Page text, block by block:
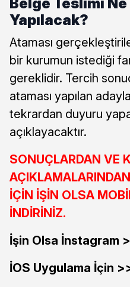
Yapılacak?
Ataması
bir kurumun istediği
gereklidir. Tercih
ataması yapılan
tekrardan duyuru
açıklayacaktır.
SONUÇLARDAN VE
İÇİN İŞİN OLSA
İNDİRİNİZ.
İşin Olsa İnstagram
İOS Uygulama İçin